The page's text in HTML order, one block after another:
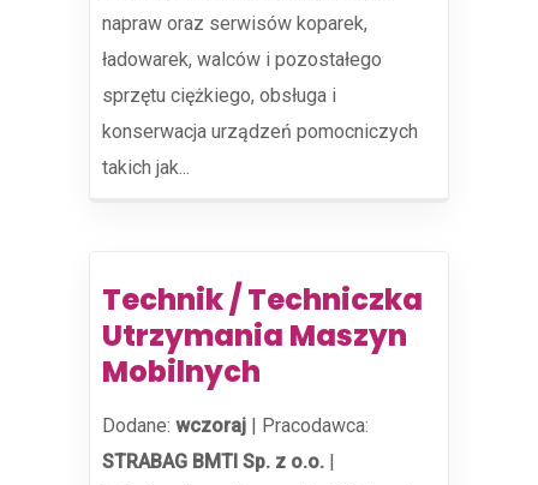
napraw oraz serwisów koparek,
ładowarek, walców i pozostałego
sprzętu ciężkiego, obsługa i
konserwacja urządzeń pomocniczych
takich jak...
Technik / Techniczka
Utrzymania Maszyn
Mobilnych
Dodane: wczoraj | Pracodawca:
STRABAG BMTI Sp. z o.o. |